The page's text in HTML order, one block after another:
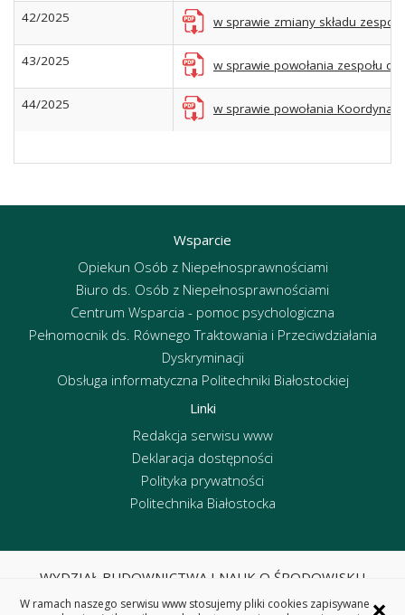
42/2025 w sprawie zmiany składu
43/2025 w sprawie powołania zespołu
44/2025 w sprawie powołania
Wsparcie
Opiekun Osób z Niepełnosprawnościami
Biuro ds. Osób z Niepełnosprawnościami
Centrum Wsparcia - pomoc psychologiczna
Pełnomocnik ds. Równego Traktowania i Przeciwdziałania
Dyskryminacji
Obsługa informatyczna Politechniki Białostockiej
Linki
Redakcja serwisu www
Deklaracja dostępności
Polityka prywatności
Politechnika Białostocka
WYDZIAŁ BUDOWNICTWA I NAUK O ŚRODOWISKU
W ramach naszego serwisu www stosujemy pliki cookies zapisywane